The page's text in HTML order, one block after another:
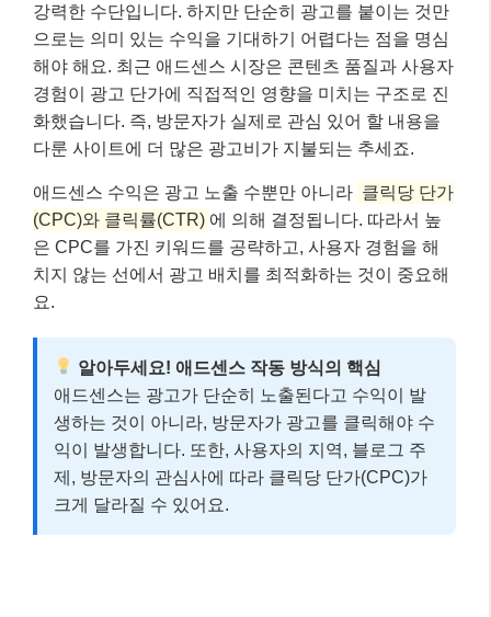
강력한 수단입니다. 하지만 단순히 광고를 붙이는 것만
으로는 의미 있는 수익을 기대하기 어렵다는 점을 명심
해야 해요. 최근 애드센스 시장은 콘텐츠 품질과 사용자
경험이 광고 단가에 직접적인 영향을 미치는 구조로 진
화했습니다. 즉, 방문자가 실제로 관심 있어 할 내용을
다룬 사이트에 더 많은 광고비가 지불되는 추세죠.
애드센스 수익은 광고 노출 수뿐만 아니라 클릭당 단가
(CPC)와 클릭률(CTR) 에 의해 결정됩니다. 따라서 높
은 CPC를 가진 키워드를 공략하고, 사용자 경험을 해
치지 않는 선에서 광고 배치를 최적화하는 것이 중요해
요.
알아두세요! 애드센스 작동 방식의 핵심
애드센스는 광고가 단순히 노출된다고 수익이 발
생하는 것이 아니라, 방문자가 광고를 클릭해야 수
익이 발생합니다. 또한, 사용자의 지역, 블로그 주
제, 방문자의 관심사에 따라 클릭당 단가(CPC)가
크게 달라질 수 있어요.